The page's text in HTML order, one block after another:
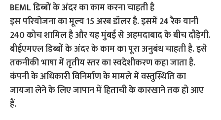
BEML डिब्बों के अंदर का काम करना चाहती है
इस परियोजना का मूल्य 15 अरब डॉलर है. इसमें 24 रैक यानी
240 कोच शामिल है और यह मुंबई से अहमदाबाद के बीच दौड़ेगी.
बीईएमएल डिब्बों के अंदर के काम का पूरा अनुबंध चाहती है. इसे
तकनीकी भाषा में तृतीय स्तर का स्वदेशीकरण कहा जाता है.
कंपनी के अधिकारी विनिर्माण के मामले में वस्तुस्थिति का
जायजा लेने के लिए जापान में हिताची के कारखाने तक हो आए
हैं.